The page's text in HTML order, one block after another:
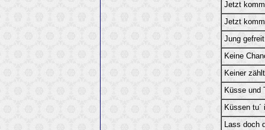
Jetzt
Jetzt
Jung
Keine
Keiner
Küsse und
Küssen tu´
Lass doch